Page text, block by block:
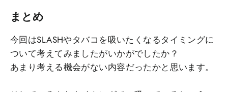
まとめ
今回はSLASHやタバコを吸いたくなるタイミングに
ついて考えてみましたがいかがでしたか？
あまり考える機会がない内容だったかと思います。